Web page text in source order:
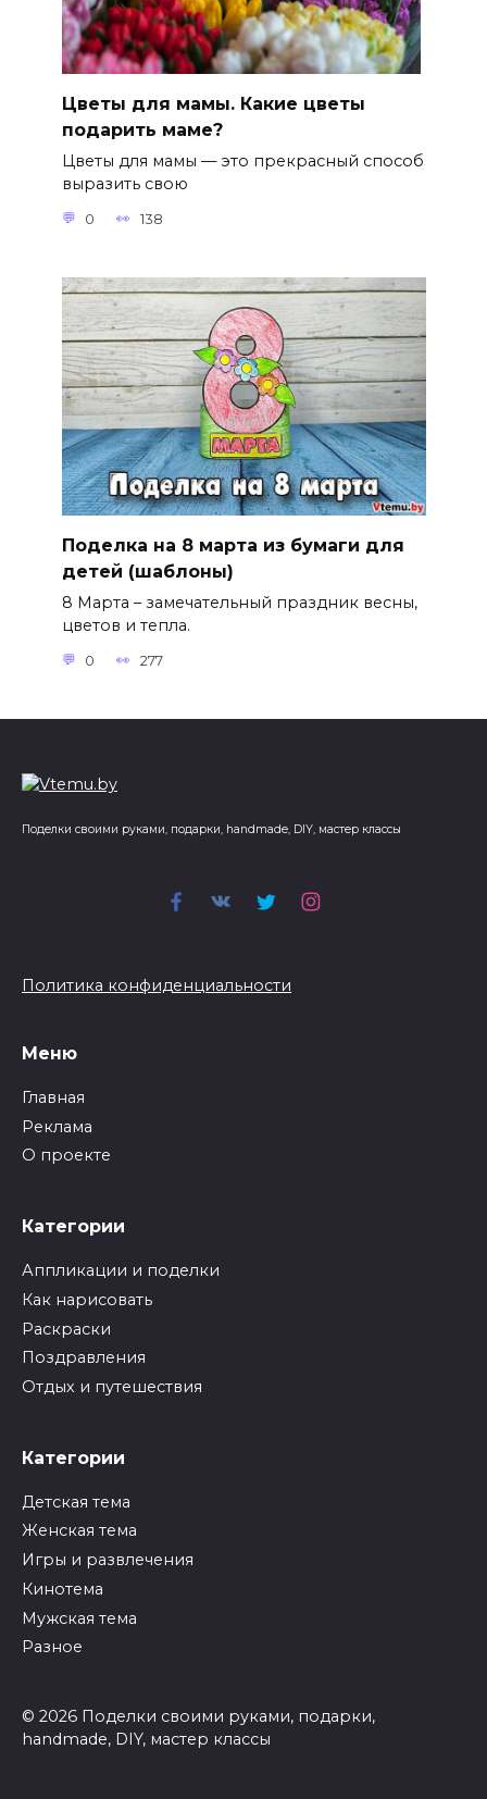
Цветы для мамы. Какие цветы
подарить маме?
Цветы для мамы — это прекрасный способ
выразить свою
0 138
Поделка на 8 марта из бумаги для
детей (шаблоны)
8 Марта – замечательный праздник весны,
цветов и тепла.
0 277
Поделки своими руками, подарки, handmade, DIY, мастер классы
Политика конфиденциальности
Меню
Главная
Реклама
О проекте
Категории
Аппликации и поделки
Как нарисовать
Раскраски
Поздравления
Отдых и путешествия
Категории
Детская тема
Женская тема
Игры и развлечения
Кинотема
Мужская тема
Разное
© 2026 Поделки своими руками, подарки,
handmade, DIY, мастер классы